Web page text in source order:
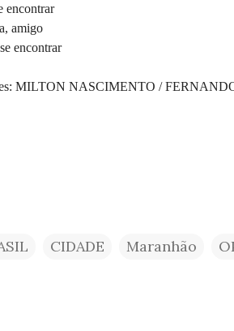
encontrar
amigo
encontrar
MILTON NASCIMENTO /
CIDADE Maranhão